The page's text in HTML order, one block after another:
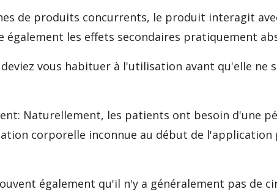
de produits concurrents, le produit interagit
également les effets secondaires pratiquement
vous habituer à l'utilisation avant qu'elle ne
Naturellement, les patients ont besoin d'une
corporelle inconnue au début de l'application
également qu'il n'y a généralement pas de